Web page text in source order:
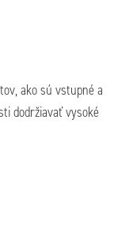
ako sú vstupné a
dodržiavať vysoké